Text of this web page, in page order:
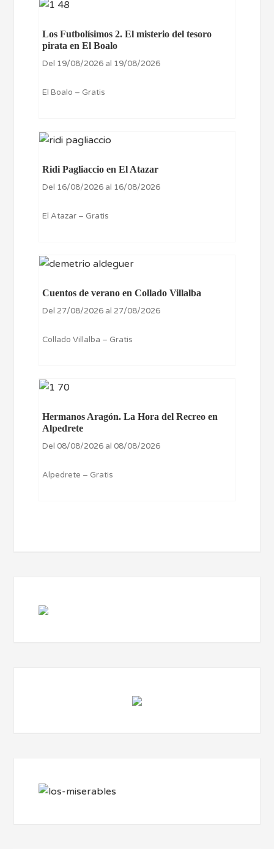
Los Futbolísimos 2. El misterio del tesoro
pirata en El Boalo
Del 19/08/2026 al 19/08/2026
El Boalo – Gratis
Ridi Pagliaccio en El Atazar
Del 16/08/2026 al 16/08/2026
El Atazar – Gratis
Cuentos de verano en Collado Villalba
Del 27/08/2026 al 27/08/2026
Collado Villalba – Gratis
Hermanos Aragón. La Hora del Recreo en
Alpedrete
Del 08/08/2026 al 08/08/2026
Alpedrete – Gratis